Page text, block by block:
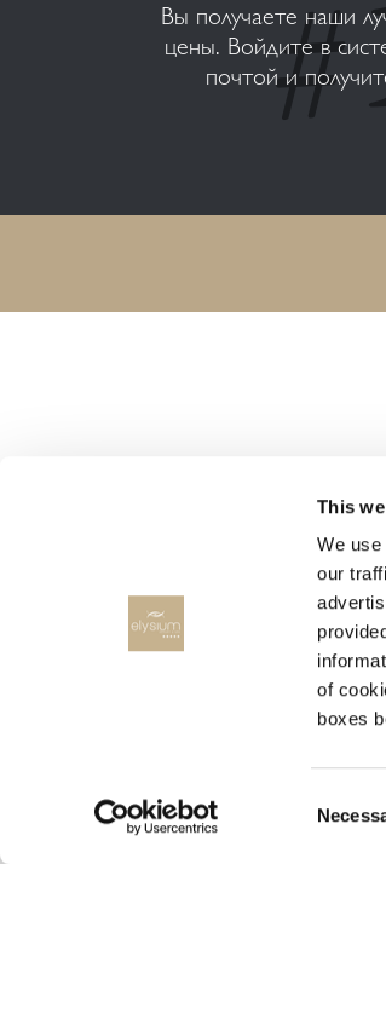
This
We
our
of
boxes
Вы получаете наши
цены. Войдите в
почтой и
ПРОКАТ
RODOS CARS, Rent a car